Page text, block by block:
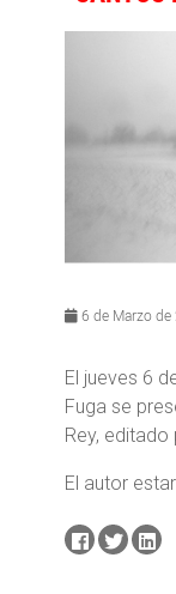
6 de Marzo de
El jueves 6
Fuga se
Rey,
El autor